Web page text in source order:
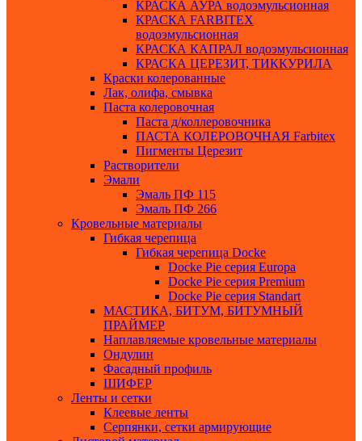
КРАСКА АУРА водоэмульсионная
КРАСКА FARBITEX
водоэмульсионная
КРАСКА КАПРАЛ водоэмульсионная
КРАСКА ЦЕРЕЗИТ, ТИККУРИЛА
Краски колерованные
Лак, олифа, смывка
Паста колеровочная
Паста д/коллеровочника
ПАСТА КОЛЕРОВОЧНАЯ Farbitex
Пигменты Церезит
Растворители
Эмали
Эмаль ПФ 115
Эмаль ПФ 266
Кровельные материалы
Гибкая черепица
Гибкая черепица Docke
Docke Pie серия Europa
Docke Pie серия Premium
Docke Pie серия Standart
МАСТИКА, БИТУМ, БИТУМНЫЙ
ПРАЙМЕР
Наплавляемые кровельные материалы
Ондулин
Фасадный профиль
ШИФЕР
Ленты и сетки
Клеевые ленты
Серпянки, сетки армирующие